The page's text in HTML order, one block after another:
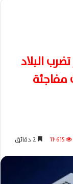
البلاد
مفاجئة
11٬615